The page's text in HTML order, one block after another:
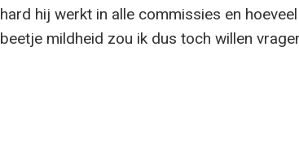
hard hij werkt in alle commissies en
beetje mildheid zou ik dus toch willen